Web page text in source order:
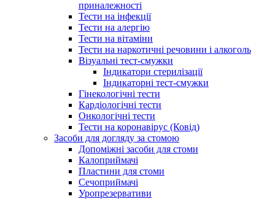
приналежності
Тести на інфекції
Тести на алергію
Тести на вітаміни
Тести на наркотичні речовини і алкоголь
Візуальні тест-смужки
Індикатори стерилізації
Індикаторні тест-смужки
Гінекологічні тести
Кардіологічні тести
Онкологічні тести
Тести на коронавірус (Ковід)
Засоби для догляду за стомою
Допоміжні засоби для стоми
Калоприймачі
Пластини для стоми
Сечоприймачі
Уропрезервативи